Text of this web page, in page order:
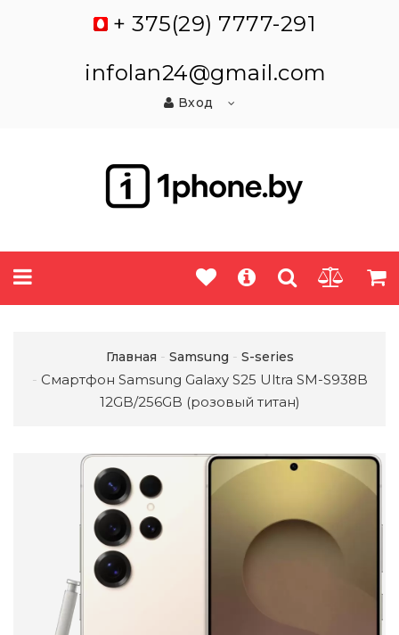
+ 375(29) 7777-291
infolan24@gmail.com
Вход
Главная Samsung S-series
Смартфон Samsung Galaxy S25 Ultra SM-S938B
12GB/256GB (розовый титан)